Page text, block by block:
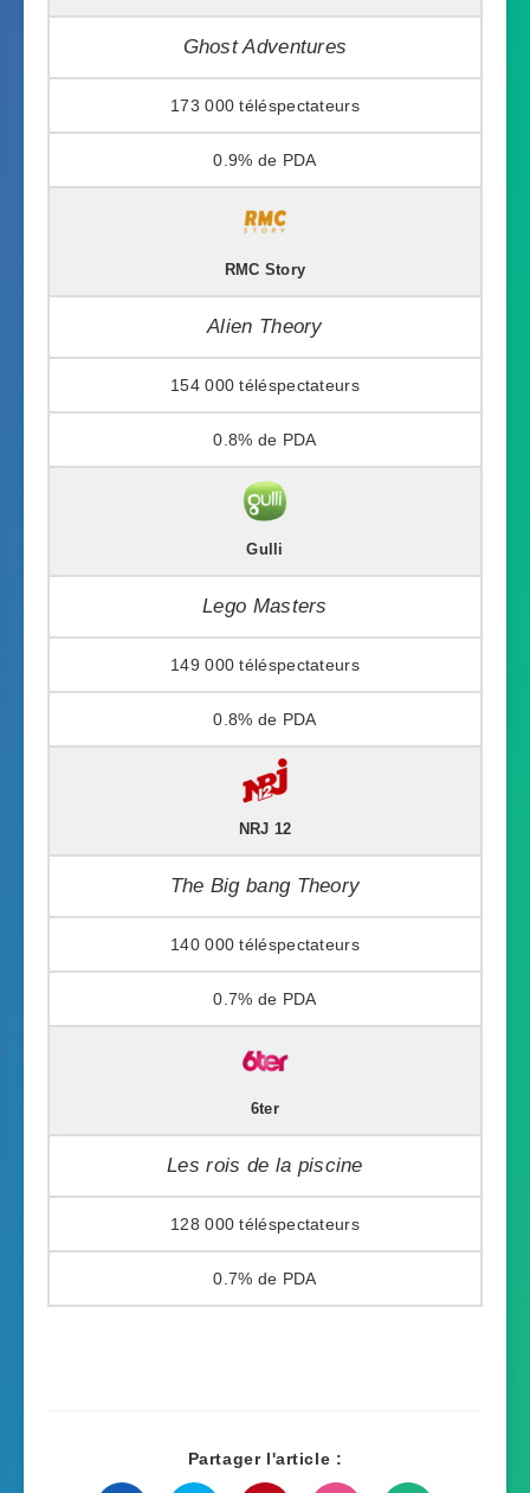
Ghost Adventures
173 000
0.9%
RMC Story
Alien Theory
154 000
0.8%
Gulli
Lego Masters
149 000
0.8%
NRJ 12
The Big bang Theory
140 000
0.7%
6ter
Les rois de la piscine
128 000
0.7%
Partager l'article :